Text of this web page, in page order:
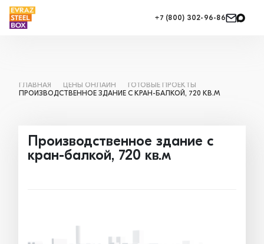
+7 (800) 302-96-86
ГЛАВНАЯ ЦЕНЫ ОНЛАЙН
ГОТОВЫЕ ПРОЕКТЫ
ПРОИЗВОДСТВЕННОЕ ЗДАНИЕ С КРАН-БАЛКОЙ, 720 КВ.М
Производственное здание с
кран-балкой, 720 кв.м